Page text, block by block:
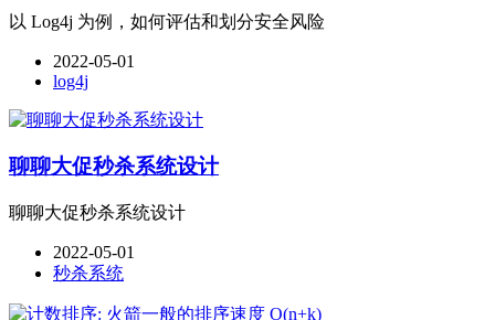
以 Log4j 为例，如何评估和划分安全风险
2022-05-01
log4j
聊聊大促秒杀系统设计
聊聊大促秒杀系统设计
2022-05-01
秒杀系统